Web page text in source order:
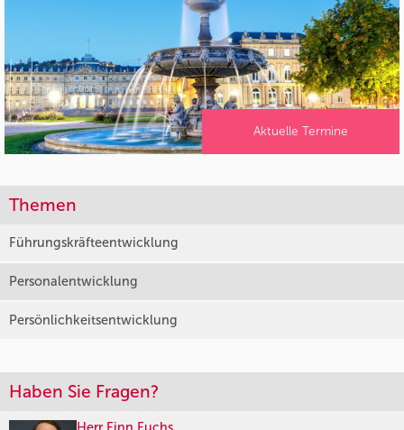
Aktuelle Termine
Themen
Führungskräfteentwicklung
Personalentwicklung
Persönlichkeitsentwicklung
Haben Sie Fragen?